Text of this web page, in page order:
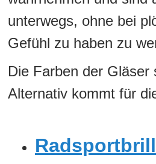
unterwegs, ohne bei
Gefühl zu haben zu
Die Farben der
Alternativ kommt für